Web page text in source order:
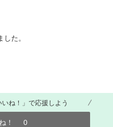
た。
ね！」で応援しよう
！ 0